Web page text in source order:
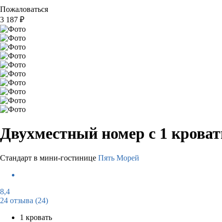
Пожаловаться
3 187 ₽
Двухместный номер с 1
Стандарт в мини-гостинице Пять Морей
8,4
24 отзыва (24)
1 кровать